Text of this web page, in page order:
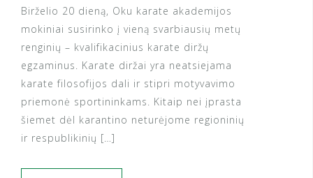
Birželio 20 dieną, Oku karate akademijos
mokiniai susirinko į vieną svarbiausių metų
renginių – kvalifikacinius karate diržų
egzaminus. Karate diržai yra neatsiejama
karate filosofijos dali ir stipri motyvavimo
priemonė sportininkams. Kitaip nei įprasta
šiemet dėl karantino neturėjome regioninių
ir respublikinių […]